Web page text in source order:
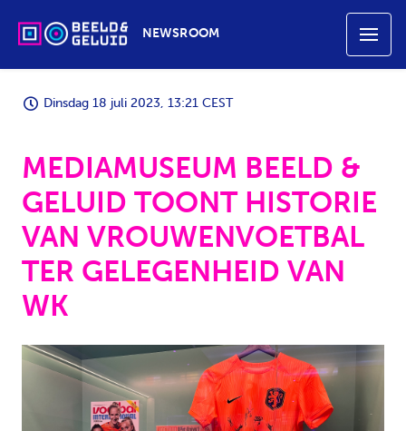
NEWSROOM
Dinsdag 18 juli 2023, 13:21 CEST
MEDIAMUSEUM BEELD &
GELUID TOONT HISTORIE
VAN VROUWENVOETBAL
TER GELEGENHEID VAN
WK